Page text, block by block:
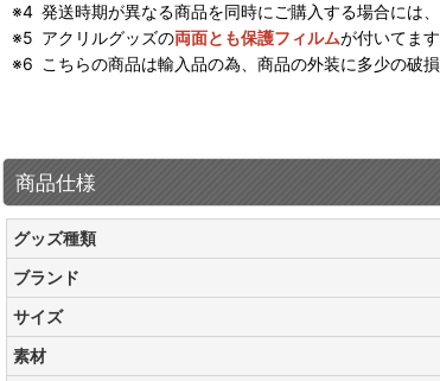
発送時期が異なる商品を同時にご購入する場合には
アクリルグッズの両面とも保護フィルムが付いてま
こちらの商品は輸入品の為、商品の外装に多少の破
商品仕様
グッズ種類
ブランド
サイズ
素材